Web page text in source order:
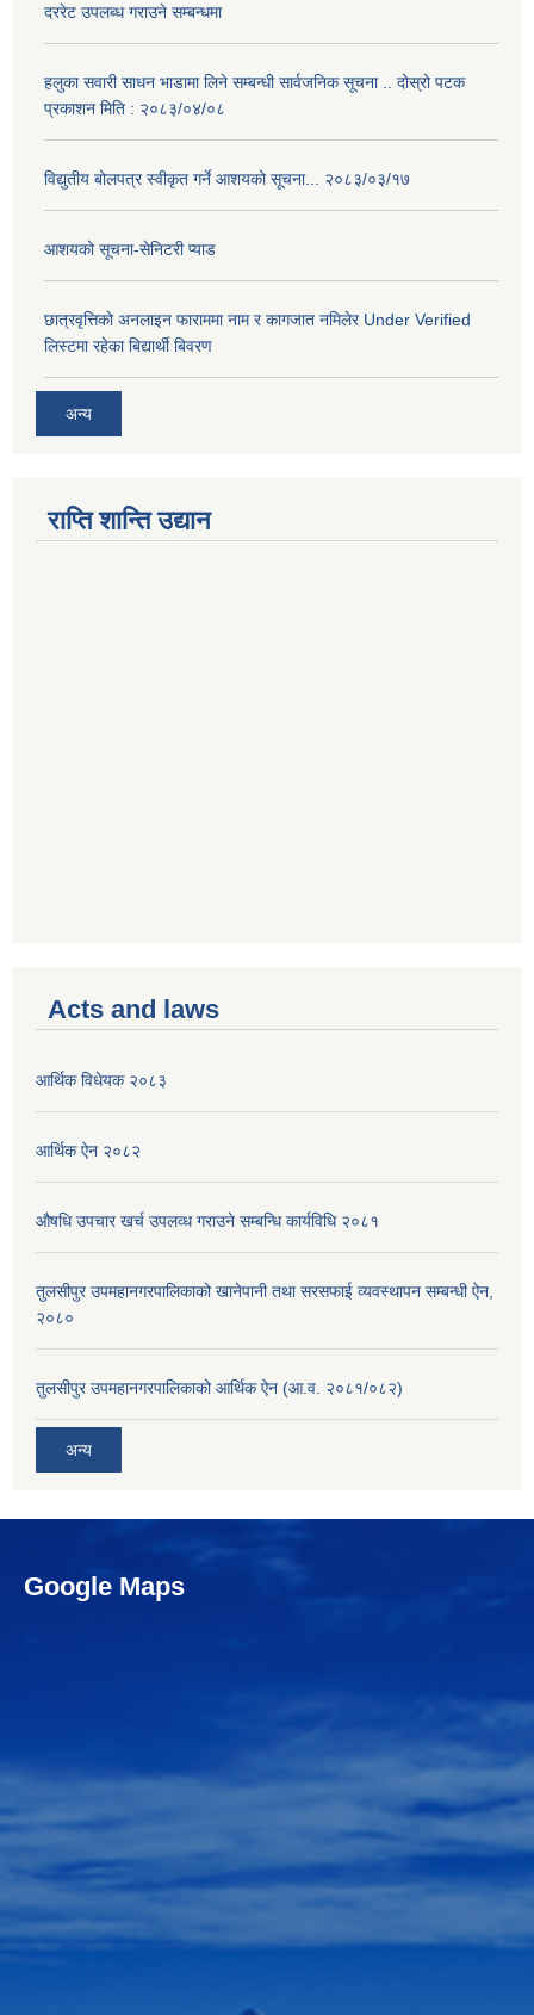
दररेट उपलब्ध गराउने सम्बन्धमा
हलुका सवारी साधन भाडामा लिने सम्बन्धी सार्वजनिक सूचना .. दोस्रो पटक
प्रकाशन मिति : २०८३/०४/०८
विद्युतीय बोलपत्र स्वीकृत गर्ने आशयको सूचना... २०८३/०३/१७
आशयको सूचना-सेनिटरी प्याड
छात्रवृत्तिको अनलाइन फाराममा नाम र कागजात नमिलेर Under Verified
लिस्टमा रहेका बिद्यार्थी बिवरण
अन्य
राप्ति शान्ति उद्यान
Acts and laws
आर्थिक विधेयक २०८३
आर्थिक ऐन २०८२
औषधि उपचार खर्च उपलव्ध गराउने सम्बन्धि कार्यविधि २०८१
तुलसीपुर उपमहानगरपालिकाको खानेपानी तथा सरसफाई व्यवस्थापन सम्बन्धी ऐन,
२०८०
तुलसीपुर उपमहानगरपालिकाको आर्थिक ऐन (आ.व. २०८१/०८२)
अन्य
Google Maps